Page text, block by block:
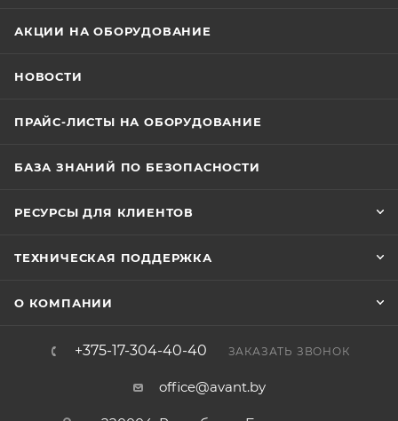
АКЦИИ НА ОБОРУДОВАНИЕ
НОВОСТИ
ПРАЙС-ЛИСТЫ НА ОБОРУДОВАНИЕ
БАЗА ЗНАНИЙ ПО БЕЗОПАСНОСТИ
РЕСУРСЫ ДЛЯ КЛИЕНТОВ
ТЕХНИЧЕСКАЯ ПОДДЕРЖКА
О КОМПАНИИ
+375-17-304-40-40 ЗАКАЗАТЬ ЗВОНОК
office@avant.by